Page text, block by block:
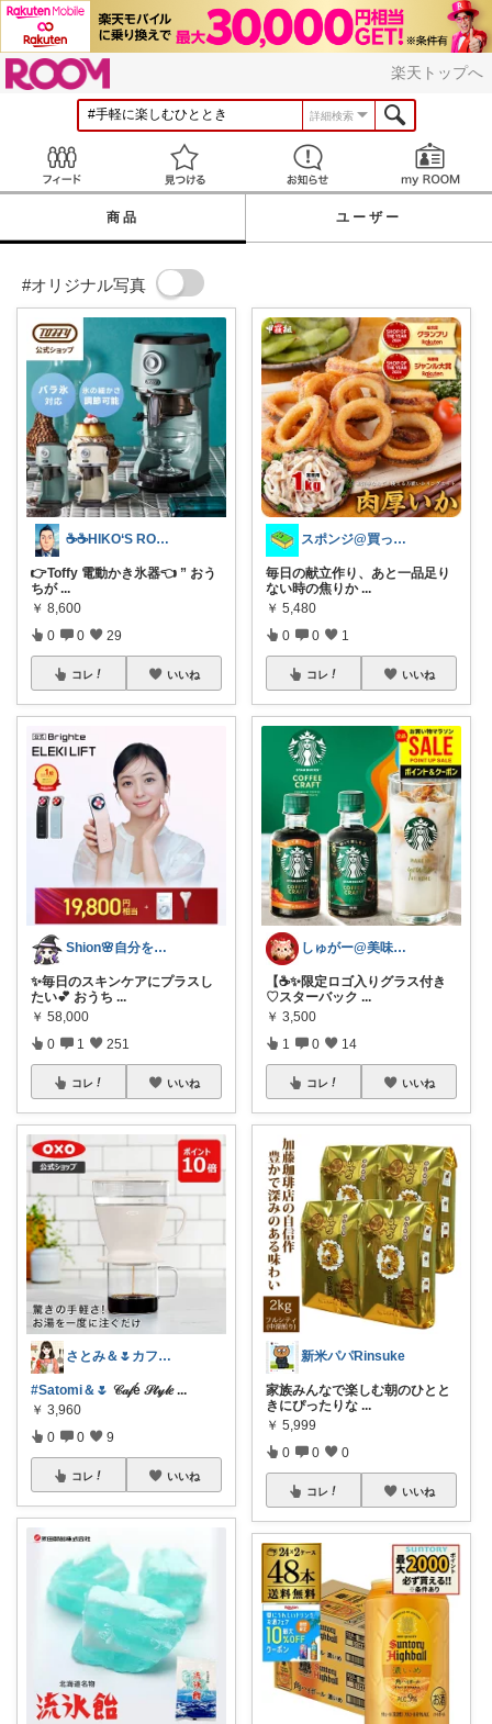
楽天トップへ
詳細検索
見つける お知らせ
商品 ユーザー
#オリジナル写真
☕☕HIKO‘S ROOM☕☕
👉Toffy 電動かき氷器👈 ” おう
ちが ...
￥ 8,600
0 0 29
コレ いいね
Shion🌸自分を愛するお買い物
✨毎日のスキンケアにプラスし
たい💕 おうち ...
￥ 58,000
0 1 251
コレ いいね
さとみ＆🌷カフェと素敵なもの☕️🌿
#Satomi＆🌷 𝒞𝒶𝒻é 𝒮𝓉𝓎𝓁𝑒...
￥ 3,960
0 0 9
コレ いいね
スポンジ@買ってくれてありがとう！
毎日の献立作り、あと一品足り
ない時の焦りか ...
￥ 5,480
0 0 1
コレ いいね
しゅがー@美味しいスイーツや雑貨紹介
【☕✨限定ロゴ入りグラス付き
♡スターバック ...
￥ 3,500
1 0 14
コレ いいね
新米パパRinsuke
家族みんなで楽しむ朝のひとと
きにぴったりな ...
￥ 5,999
0 0 0
コレ いいね